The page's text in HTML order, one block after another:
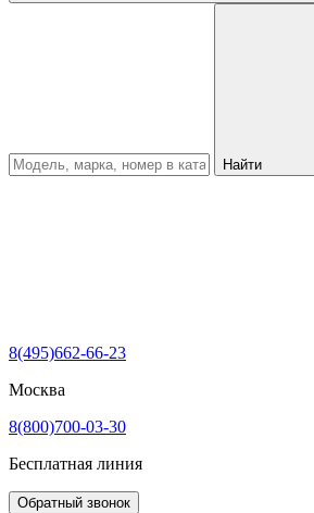
Найти
8(495)662-66-23
Москва
8(800)700-03-30
Бесплатная линия
Обратный звонок